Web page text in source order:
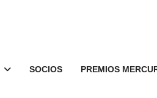
SOCIOS PREMIOS